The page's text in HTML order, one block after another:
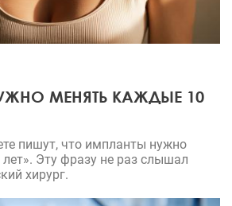
МЕНЯТЬ КАЖДЫЕ 10
пишут, что импланты нужно
Эту фразу не раз слышал
хирург.